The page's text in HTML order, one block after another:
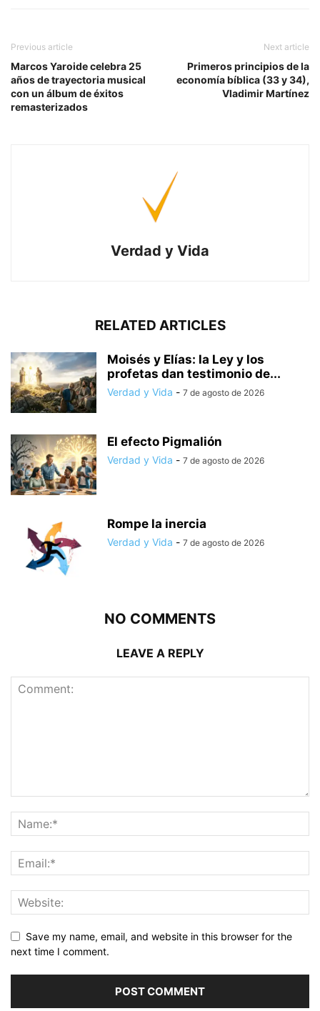
Previous article
Marcos Yaroide celebra 25
años de trayectoria musical
con un álbum de éxitos
remasterizados
Next article
Primeros principios de la
economía bíblica (33 y 34),
Vladimir Martínez
Verdad y Vida
RELATED ARTICLES
Moisés y Elías: la Ley y los
profetas dan testimonio de...
Verdad y Vida - 7 de agosto de 2026
El efecto Pigmalión
Verdad y Vida - 7 de agosto de 2026
Rompe la inercia
Verdad y Vida - 7 de agosto de 2026
NO COMMENTS
LEAVE A REPLY
Save my name, email, and website in this browser for the
next time I comment.